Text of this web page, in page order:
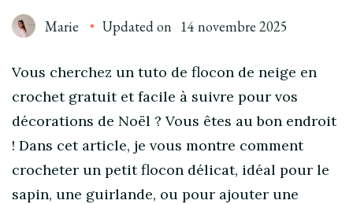
Marie Updated on 14 novembre 2025
Vous cherchez un tuto de flocon de neige en
crochet gratuit et facile à suivre pour vos
décorations de Noël ? Vous êtes au bon endroit
! Dans cet article, je vous montre comment
crocheter un petit flocon délicat, idéal pour le
sapin, une guirlande, ou pour ajouter une